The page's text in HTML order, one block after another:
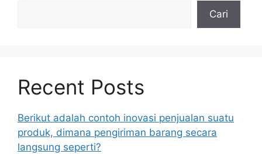
Cari
Recent Posts
Berikut adalah contoh inovasi penjualan suatu
produk, dimana pengiriman barang secara
langsung seperti?